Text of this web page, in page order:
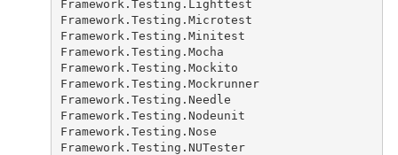
Framework.Testing.Lighttest
Framework.Testing.Microtest
Framework.Testing.Minitest
Framework.Testing.Mocha
Framework.Testing.Mockito
Framework.Testing.Mockrunner
Framework.Testing.Needle
Framework.Testing.Nodeunit
Framework.Testing.Nose
Framework.Testing.NUTester